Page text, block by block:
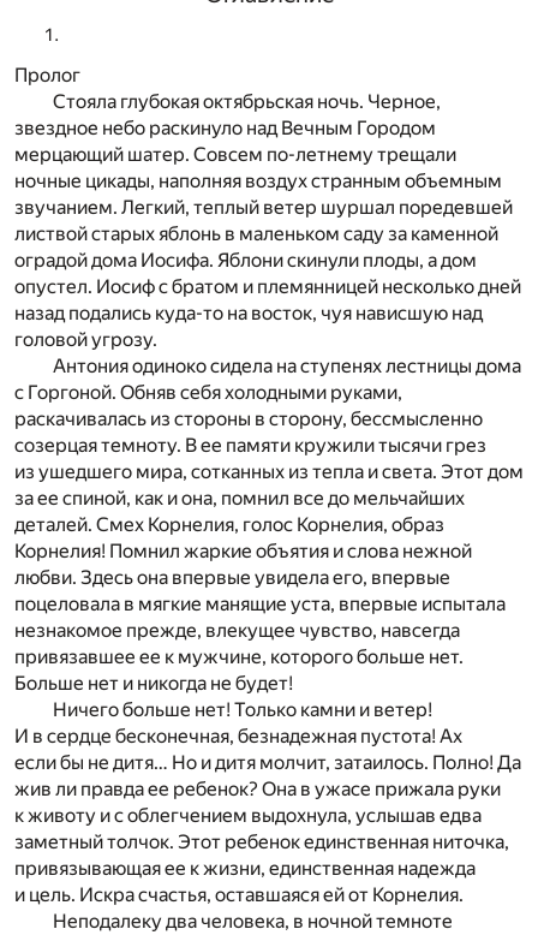
Пролог
Стояла глубокая октябрьская ночь. Черное,
звездное небо раскинуло над Вечным Городом
мерцающий шатер. Совсем по-летнему трещали
ночные цикады, наполняя воздух странным объемным
звучанием. Легкий, теплый ветер шуршал поредевшей
листвой старых яблонь в маленьком саду за каменной
оградой дома Иосифа. Яблони скинули плоды, а дом
опустел. Иосиф с братом и племянницей несколько дней
назад подались куда-то на восток, чуя нависшую над
головой угрозу.
Антония одиноко сидела на ступенях лестницы дома
с Горгоной. Обняв себя холодными руками,
раскачивалась из стороны в сторону, бессмысленно
созерцая темноту. В ее памяти кружили тысячи грез
из ушедшего мира, сотканных из тепла и света. Этот дом
за ее спиной, как и она, помнил все до мельчайших
деталей. Смех Корнелия, голос Корнелия, образ
Корнелия! Помнил жаркие объятия и слова нежной
любви. Здесь она впервые увидела его, впервые
поцеловала в мягкие манящие уста, впервые испытала
незнакомое прежде, влекущее чувство, навсегда
привязавшее ее к мужчине, которого больше нет.
Больше нет и никогда не будет!
Ничего больше нет! Только камни и ветер!
И в сердце бесконечная, безнадежная пустота! Ах
если бы не дитя… Но и дитя молчит, затаилось. Полно! Да
жив ли правда ее ребенок? Она в ужасе прижала руки
к животу и с облегчением выдохнула, услышав едва
заметный толчок. Этот ребенок единственная ниточка,
привязывающая ее к жизни, единственная надежда
и цель. Искра счастья, оставшаяся ей от Корнелия.
Неподалеку два человека, в ночной темноте